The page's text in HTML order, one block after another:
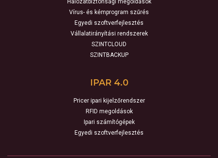
Vírus- és kémprogram szűrés
Egyedi szoftverfejlesztés
Vállalatirányítási rendszerek
SZINTCLOUD
SZINTBACKUP
IPAR 4.0
Pricer ipari kijelzőrendszer
RFID megoldások
Ipari számítógépek
Egyedi szoftverfejlesztés